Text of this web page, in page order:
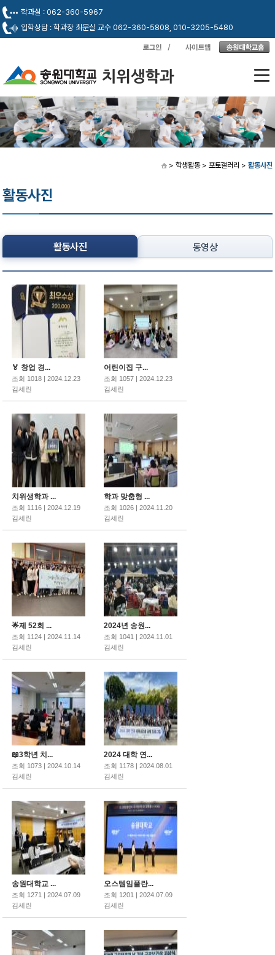
학과실 : 062-360-5967
입학상담 : 학과장 최문실 교수 062-360-5808, 010-3205-5480
> 학생활동> 포토갤러리 > 활동사진
활동사진
활동사진 동영상
🏅 창업 경...
조회 1018 | 2024.12.23
김세린
어린이집 구...
조회 1057 | 2024.12.23
김세린
치위생학과 ...
조회 1116 | 2024.12.19
김세린
학과 맞춤형 ...
조회 1026 | 2024.11.20
김세린
🌟제 52회 ...
조회 1124 | 2024.11.14
김세린
2024년 송원...
조회 1041 | 2024.11.01
김세린
📖3학년 치...
조회 1073 | 2024.10.14
김세린
2024 대학 연...
조회 1178 | 2024.08.01
김세린
송원대학교 ...
조회 1271 | 2024.07.09
김세린
오스템임플란...
조회 1201 | 2024.07.09
김세린